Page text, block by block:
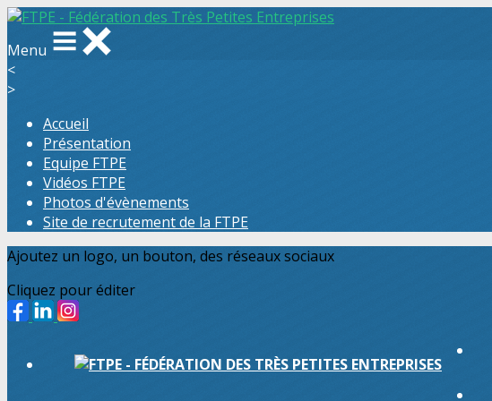
Menu
<
>
Accueil
Présentation
Equipe FTPE
Vidéos FTPE
Photos d'évènements
Site de recrutement de la FTPE
Ajoutez un logo, un bouton, des réseaux sociaux
Cliquez pour éditer